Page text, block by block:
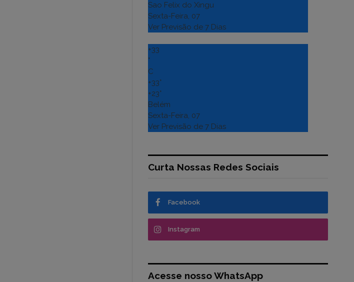
Sao Felix do Xingu
Sexta-Feira, 07
Ver Previsão de 7 Dias
+33
°
C
+33°
+23°
Belém
Sexta-Feira, 07
Ver Previsão de 7 Dias
Curta Nossas Redes Sociais
Facebook
Instagram
Acesse nosso WhatsApp